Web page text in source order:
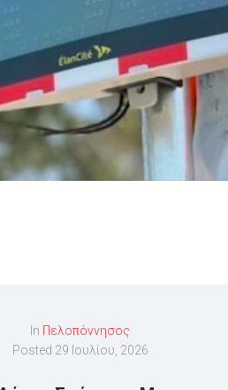
In Πελοπόννησος
Posted 29 Ιουλίου, 2026